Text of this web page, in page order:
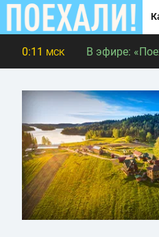
0:11 МСК В эфире: